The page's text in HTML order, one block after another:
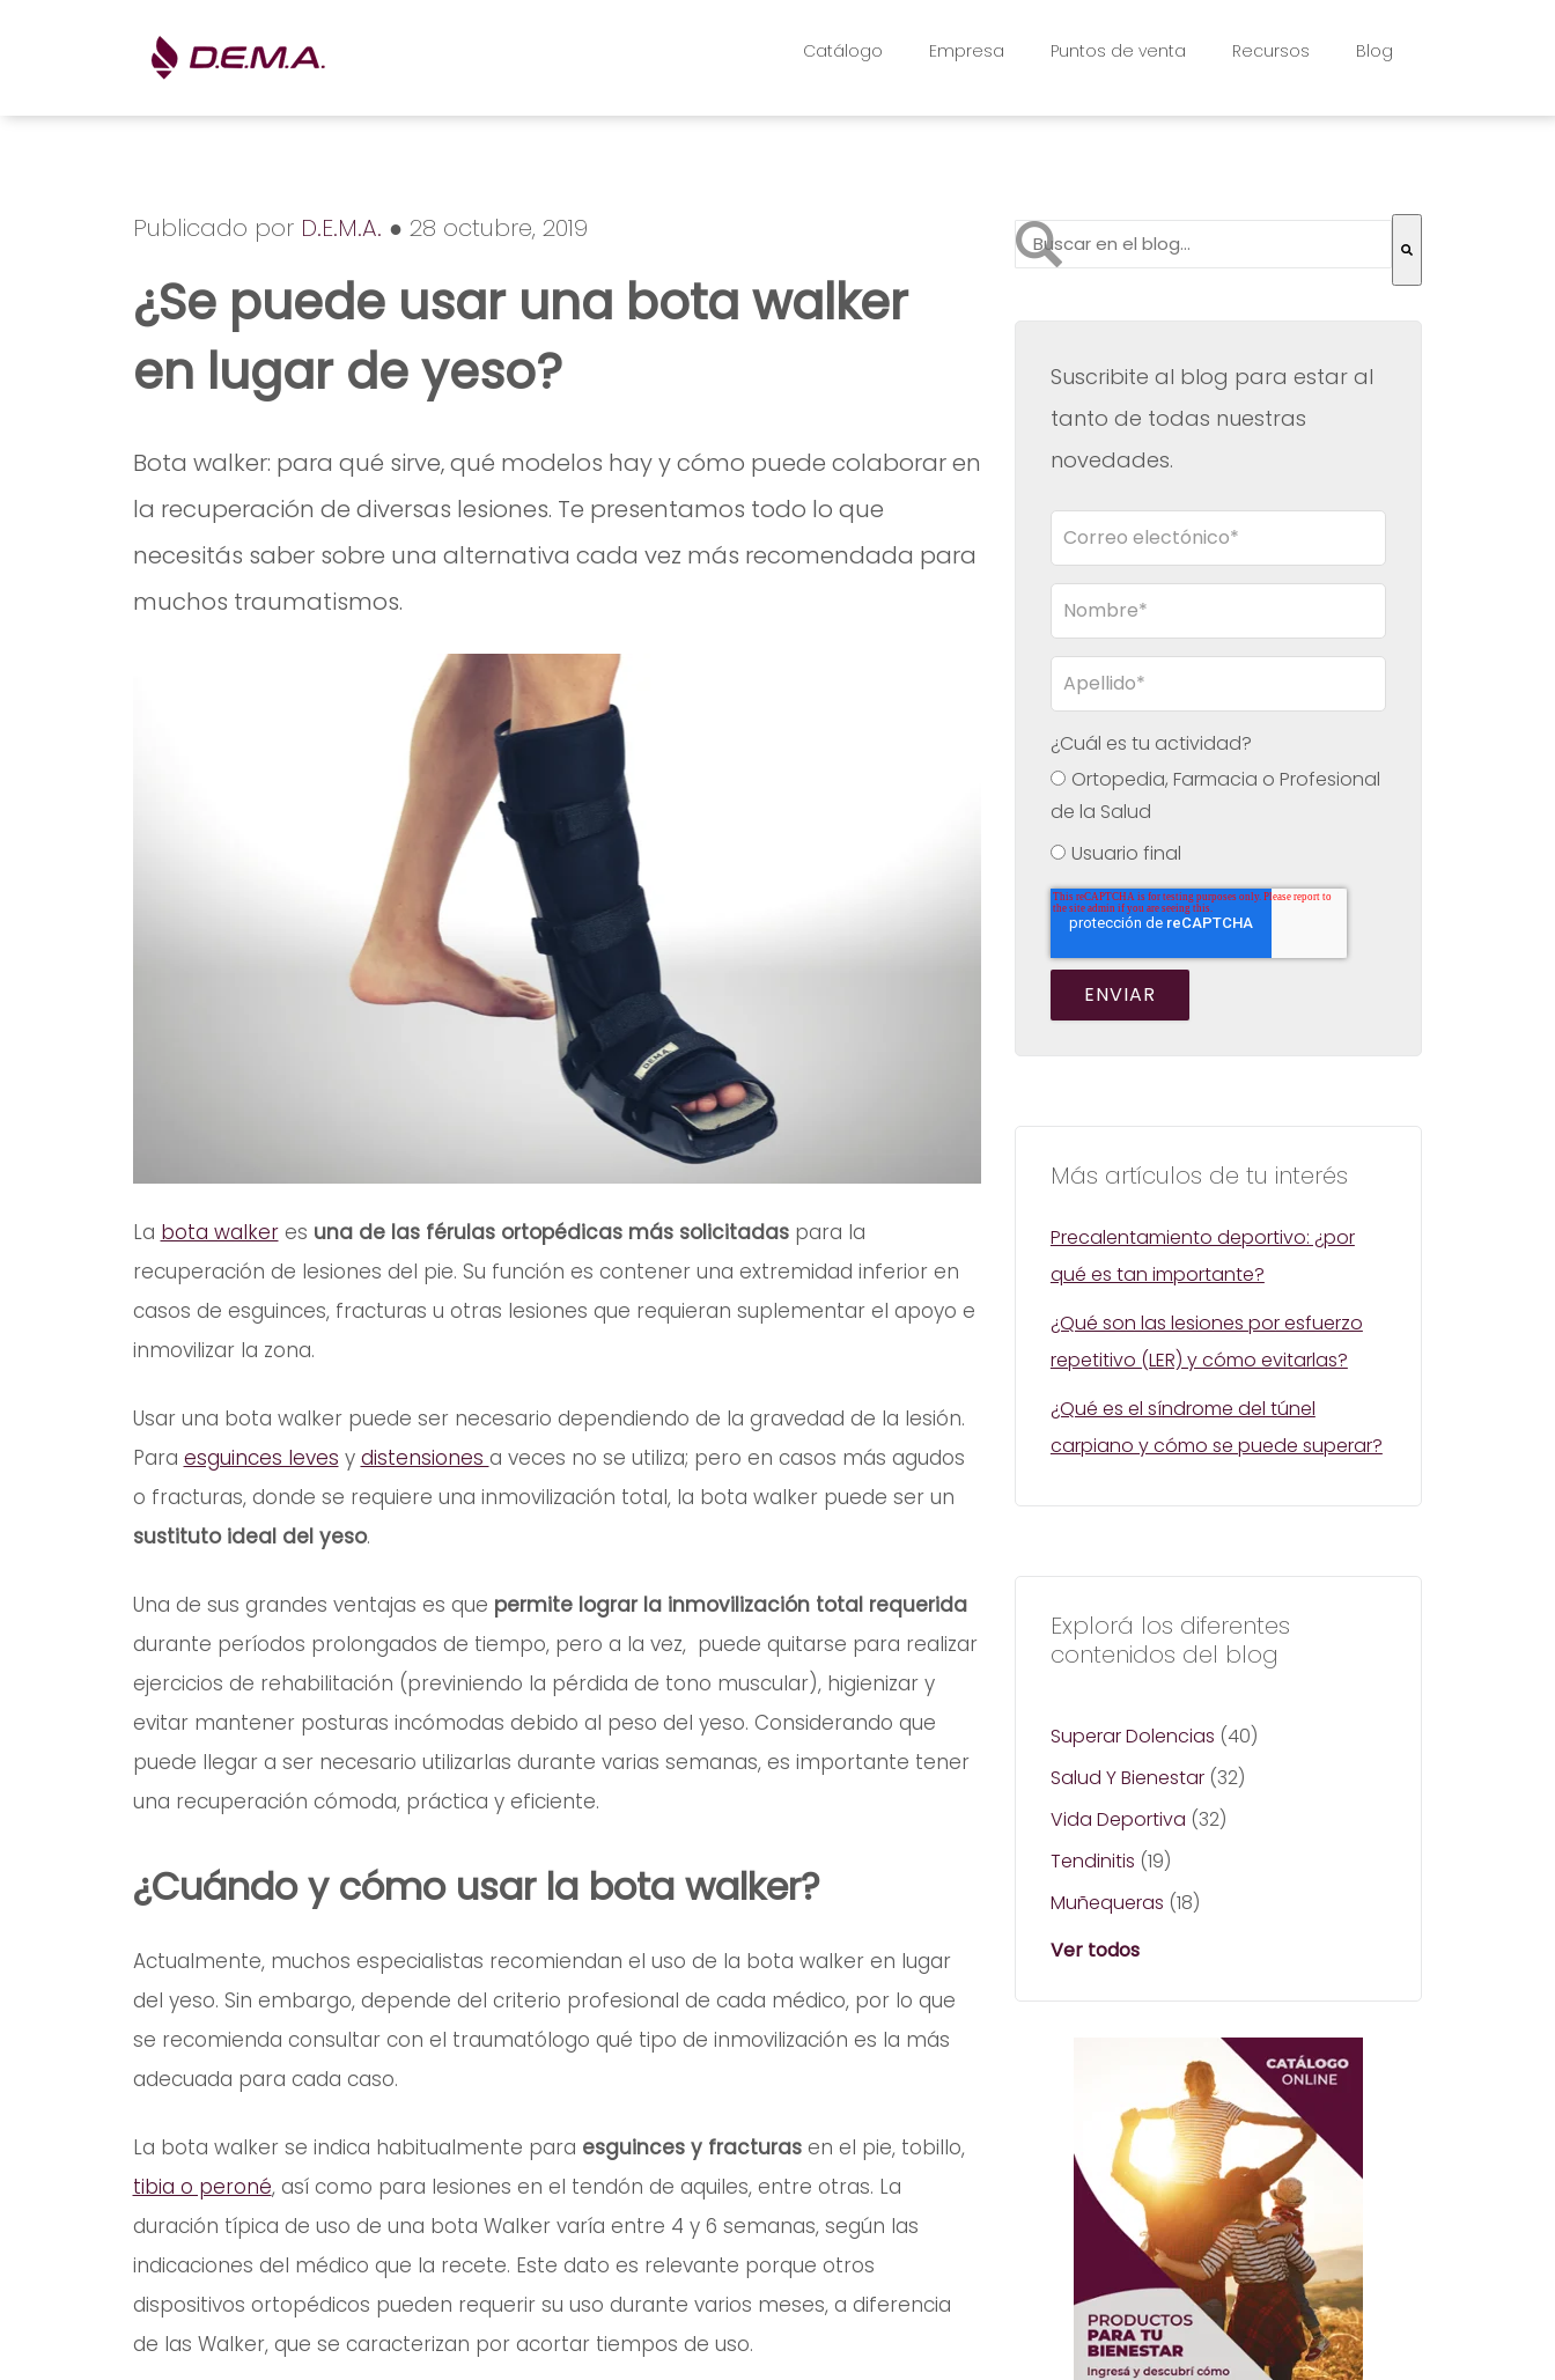
Catálogo Empresa Puntos de venta Recursos Blog
Publicado por D.E.M.A. ● 28 octubre, 2019
¿Se puede usar una bota walker
en lugar de yeso?
Bota walker: para qué sirve, qué modelos hay y cómo puede colaborar en
la recuperación de diversas lesiones. Te presentamos todo lo que
necesitás saber sobre una alternativa cada vez más recomendada para
muchos traumatismos.
La bota walkeres una de las férulas ortopédicas más solicitadaspara la
recuperación de lesiones del pie. Su función es contener una extremidad inferior en
casos de esguinces, fracturas u otras lesiones que requieran suplementar el apoyo e
inmovilizar la zona.
Usar una bota walker puede ser necesario dependiendo de la gravedad de la lesión.
Para esguinces leves y distensiones a veces no se utiliza; pero en casos más agudos
o fracturas, donde se requiere una inmovilización total, la bota walker puede ser un
sustituto ideal del yeso.
Una de sus grandes ventajas es que permite lograr la inmovilización total requerida
durante períodos prolongados de tiempo, pero a la vez, puede quitarse para realizar
ejercicios de rehabilitación (previniendo la pérdida de tono muscular), higienizar y
evitar mantener posturas incómodas debido al peso del yeso. Considerando que
puede llegar a ser necesario utilizarlas durante varias semanas, es importante tener
una recuperación cómoda, práctica y eficiente.
¿Cuándo y cómo usar la bota walker?
Actualmente, muchos especialistas recomiendan el uso de la bota walker en lugar
del yeso. Sin embargo, depende del criterio profesional de cada médico, por lo que
se recomienda consultar con el traumatólogo qué tipo de inmovilización es la más
adecuada para cada caso.
La bota walker se indica habitualmente para esguinces y fracturasen el pie, tobillo,
tibia o peroné, así como para lesiones en el tendón de aquiles, entre otras. La
duración típica de uso de una bota Walker varía entre 4 y 6 semanas, según las
indicaciones del médico que la recete. Este dato es relevante porque otros
dispositivos ortopédicos pueden requerir su uso durante varios meses, a diferencia
de las Walker, que se caracterizan por acortar tiempos de uso.
Esto es un campo de búsqueda con una función de texto
Suscribite al blog para estar al
tanto de todas nuestras
novedades.
¿Cuál es tu actividad?
Ortopedia, Farmacia o Profesional
de la Salud
Usuario final
Más artículos de tu interés
Precalentamiento deportivo: ¿por
qué es tan importante?
¿Qué son las lesiones por esfuerzo
repetitivo (LER) y cómo evitarlas?
¿Qué es el síndrome del túnel
carpiano y cómo se puede superar?
Explorá los diferentes
contenidos del blog
Superar Dolencias (40)
Salud Y Bienestar (32)
Vida Deportiva (32)
Tendinitis (19)
Muñequeras (18)
Ver todos